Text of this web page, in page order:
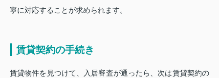
寧に対応することが求められます。
賃貸契約の手続き
賃貸物件を見つけて、入居審査が通ったら、次は賃貸契約の